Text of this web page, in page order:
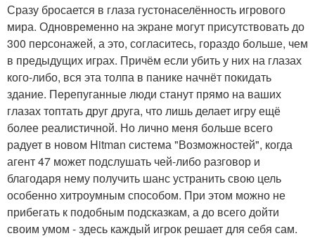
Сразу бросается в глаза густонаселённость игрового
мира. Одновременно на экране могут присутствовать до
300 персонажей, а это, согласитесь, гораздо больше, чем
в предыдущих играх. Причём если убить у них на глазах
кого-либо, вся эта толпа в панике начнёт покидать
здание. Перепуганные люди станут прямо на ваших
глазах топтать друг друга, что лишь делает игру ещё
более реалистичной. Но лично меня больше всего
радует в новом Hitman система "Возможностей", когда
агент 47 может подслушать чей-либо разговор и
благодаря нему получить шанс устранить свою цель
особенно хитроумным способом. При этом можно не
прибегать к подобным подсказкам, а до всего дойти
своим умом - здесь каждый игрок решает для себя сам.